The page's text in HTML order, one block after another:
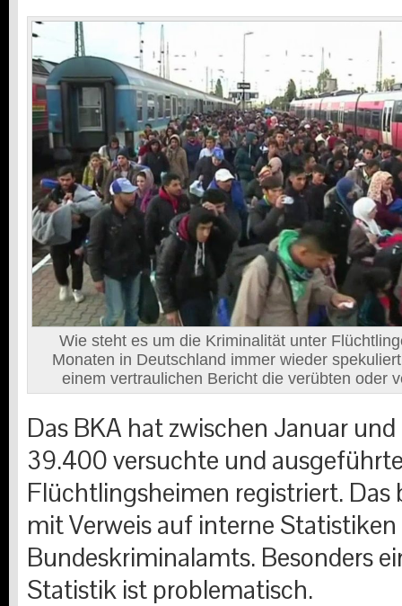
Wie steht es um die Kriminalität unter
Monaten in Deutschland immer wieder
einem vertraulichen Bericht die verübten oder
Das BKA hat zwischen Januar
39.400 versuchte und
Flüchtlingsheimen registriert. Das
mit Verweis auf interne Statistiken
Bundeskriminalamts. Besonders
Statistik ist problematisch.